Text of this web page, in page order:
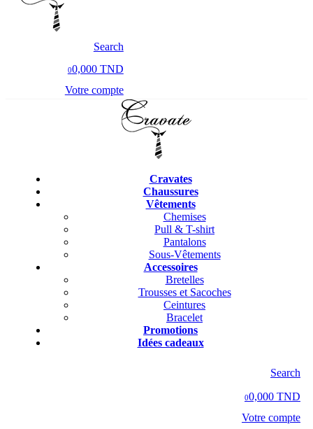
Search
00,000 TND
Votre compte
Cravates
Chaussures
Vêtements
Chemises
Pull & T-shirt
Pantalons
Sous-Vêtements
Accessoires
Bretelles
Trousses et Sacoches
Ceintures
Bracelet
Promotions
Idées cadeaux
Search
00,000 TND
Votre compte